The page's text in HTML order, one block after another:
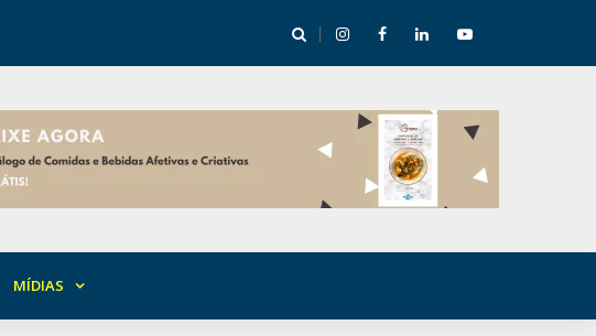
Mirian Rocha abre mentoria de storytelling com 10 vagas
MÍDIAS